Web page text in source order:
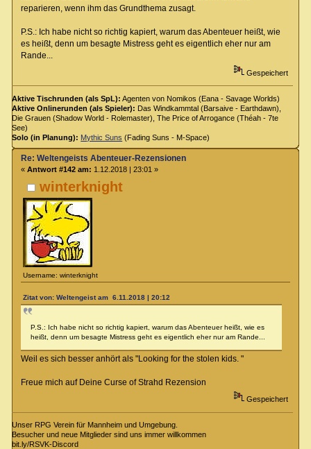
reparieren, wenn ihm das Grundthema zusagt.
P.S.: Ich habe nicht so richtig kapiert, warum das Abenteuer heißt, wie
es heißt, denn um besagte Mistress geht es eigentlich eher nur am
Rande...
Gespeichert
Aktive Tischrunden (als SpL): Agenten von Nomikos (Eana - Savage Worlds)
Aktive Onlinerunden (als Spieler): Das Windkammtal (Barsaive - Earthdawn),
Die Grauen (Shadow World - Rolemaster), The Price of Arrogance (Théah - 7te
See)
Solo (in Planung): Mythic Suns (Fading Suns - M-Space)
winterknight
Username: winterknight
Re: Weltengeists Abenteuer-Rezensionen
« Antwort #142 am: 1.12.2018 | 23:01 »
Zitat von: Weltengeist am 6.11.2018 | 20:12
P.S.: Ich habe nicht so richtig kapiert, warum das Abenteuer heißt, wie es
heißt, denn um besagte Mistress geht es eigentlich eher nur am Rande...
Weil es sich besser anhört als "Looking for the stolen kids. "
Freue mich auf Deine Curse of Strahd Rezension
Gespeichert
Unser RPG Verein für Mannheim und Umgebung.
Besucher und neue Mitglieder sind uns immer willkommen
bit.ly/RSVK-Discord